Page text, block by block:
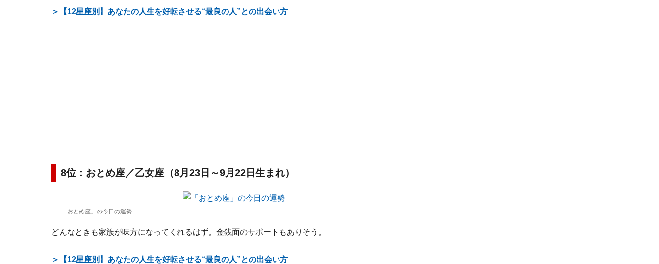
＞【12星座別】あなたの人生を好転させる“最良の人”との出会い方
8位：おとめ座／乙女座（8月23日～9月22日生まれ）
「おとめ座」の今日の運勢
どんなときも家族が味方になってくれるはず。金銭面のサポートもありそう。
＞【12星座別】あなたの人生を好転させる“最良の人”との出会い方